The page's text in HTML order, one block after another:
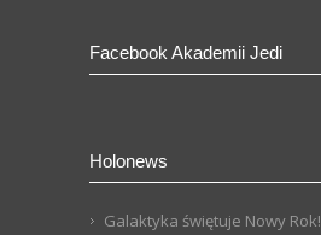
Facebook Akademii Jedi
Holonews
Galaktyka świętuje Nowy Rok!